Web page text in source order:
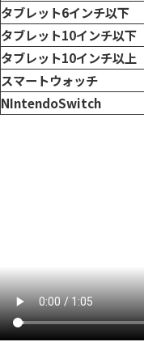
タブレット6インチ以下
タブレット10インチ以下
タブレット10インチ以上
スマートウォッチ
NIntendoSwitch